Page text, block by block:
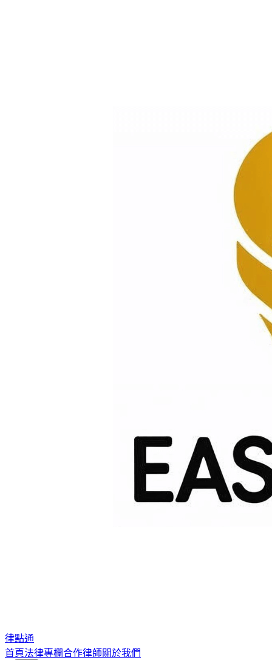
律點通
首頁法律專欄合作律師關於我們